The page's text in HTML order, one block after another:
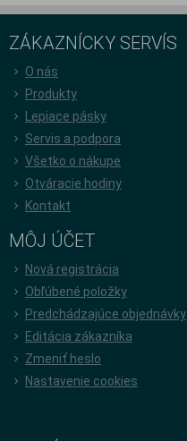
ZÁKAZNÍCKY SERVÍS
O nás
Produkty
Lepiace pásky
Servis a podpora
Všetko o nákupe
Otváracie hodiny
Kontakt
MÔJ ÚČET
Nová registrácia
Obľúbené položky
Predchádzajúce objednávky
Editácia zákazníka
Zmeniť heslo
Nastavenie cookies